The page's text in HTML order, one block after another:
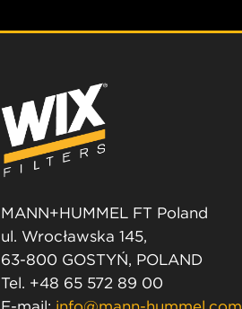
MANN+HUMMEL FT Poland
ul. Wrocławska 145,
63-800 GOSTYŃ, POLAND
Tel. +48 65 572 89 00